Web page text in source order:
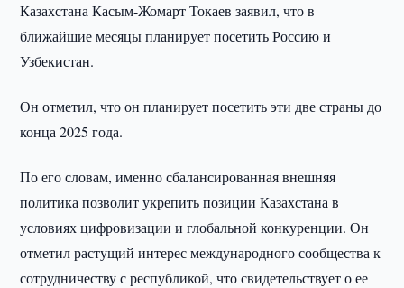
Казахстана Касым-Жомарт Токаев заявил, что в
ближайшие месяцы планирует посетить Россию и
Узбекистан.
Он отметил, что он планирует посетить эти две страны до
конца 2025 года.
По его словам, именно сбалансированная внешняя
политика позволит укрепить позиции Казахстана в
условиях цифровизации и глобальной конкуренции. Он
отметил растущий интерес международного сообщества к
сотрудничеству с республикой, что свидетельствует о ее